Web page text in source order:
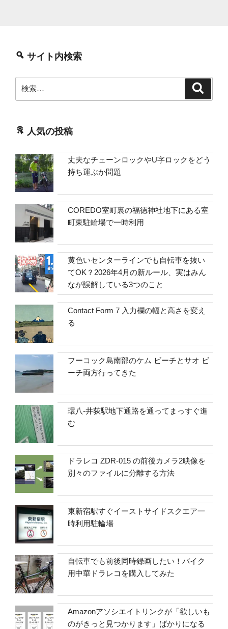
サイト内検索
索:
人気の投稿
丈夫なチェーンロックやU字ロックをどう
持ち運ぶか問題
COREDO室町裏の福徳神社地下にある室
町東駐輪場で一時利用
黄色いセンターラインでも自転車を抜い
てOK？2026年4月の新ルール、実はみん
なが誤解している3つのこと
Contact Form 7 入力欄の幅と高さを変え
る
フーコック島南部のケム ビーチとサオ ビ
ーチ両方行ってきた
環八-井荻駅地下通路を通ってまっすぐ進
む
ドラレコ ZDR-015 の前後カメラ2映像を
別々のファイルに分離する方法
東新宿駅すぐイーストサイドスクエア一
時利用駐輪場
自転車でも前後同時録画したい！バイク
用中華ドラレコを購入してみた
Amazonアソシエイトリンクが「欲しいも
のがきっと見つかります」ばかりになる